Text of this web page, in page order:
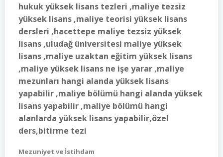
hukuk yüksek lisans tezleri ,maliye tezsiz
yüksek lisans ,maliye teorisi yüksek lisans
dersleri ,hacettepe maliye tezsiz yüksek
lisans ,uludağ üniversitesi maliye yüksek
lisans ,maliye uzaktan eğitim yüksek lisans
,maliye yüksek lisans ne işe yarar ,maliye
mezunları hangi alanda yüksek lisans
yapabilir ,maliye bölümü hangi alanda yüksek
lisans yapabilir ,maliye bölümü hangi
alanlarda yüksek lisans yapabilir,özel
ders,bitirme tezi
Mezuniyet ve İstihdam